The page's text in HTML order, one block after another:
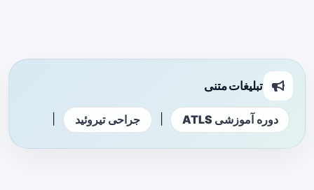
تبلیغات متنی
دوره آموزشی ATLS جراحی تیروئید